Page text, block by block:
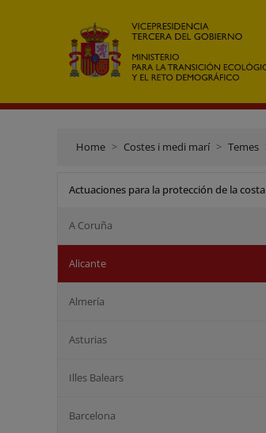
Home Costes i medi marí Temes
Actuaciones para la protección de la costa
A Coruña
Alicante
Almería
Asturias
Illes Balears
Barcelona